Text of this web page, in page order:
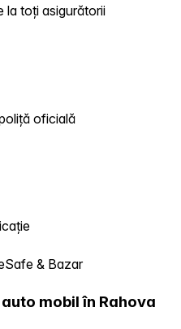
la toți asigurătorii
oficială
& Bazar
mobil în Rahova